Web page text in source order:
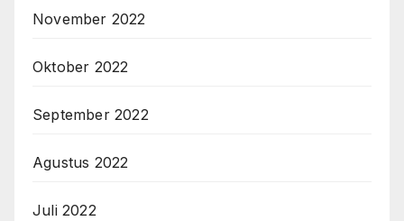
November 2022
Oktober 2022
September 2022
Agustus 2022
Juli 2022